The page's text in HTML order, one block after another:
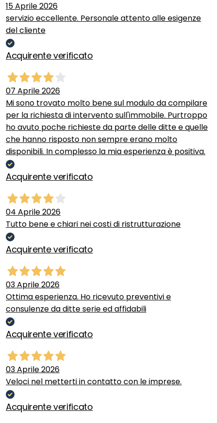
15 Aprile 2026
servizio eccellente. Personale attento alle esigenze
del cliente
Acquirente verificato
07 Aprile 2026
Mi sono trovato molto bene sul modulo da compilare
per la richiesta di intervento sull'immobile. Purtroppo
ho avuto poche richieste da parte delle ditte e quelle
che hanno risposto non sempre erano molto
disponibili. In complesso la mia esperienza è positiva.
Acquirente verificato
04 Aprile 2026
Tutto bene e chiari nei costi di ristrutturazione
Acquirente verificato
03 Aprile 2026
Ottima esperienza. Ho ricevuto preventivi e
consulenze da ditte serie ed affidabili
Acquirente verificato
03 Aprile 2026
Veloci nel metterti in contatto con le imprese.
Acquirente verificato